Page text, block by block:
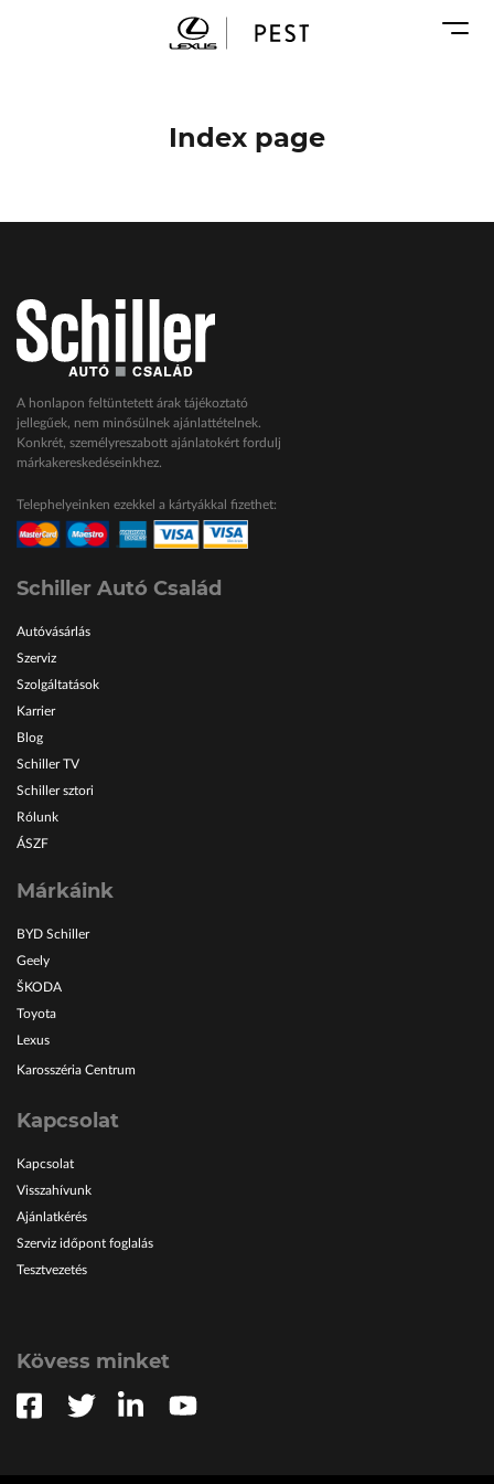
ŠKODA Schiller
Geely Schiller
Seat Schiller
Tesla Approved Body Shop
VW Haszonjárművek
VW Service Schiller
ŠKODA Schiller
Karosszéria Centrum
Index page
A honlapon feltüntetett árak tájékoztató
jellegűek, nem minősülnek ajánlattételnek.
Konkrét, személyreszabott ajánlatokért fordulj
márkakereskedéseinkhez.
Telephelyeinken ezekkel a kártyákkal fizethet:
Schiller Autó Család
Autóvásárlás
Szerviz
Szolgáltatások
Karrier
Blog
Schiller TV
Schiller sztori
Rólunk
ÁSZF
Márkáink
BYD Schiller
Geely
ŠKODA
Toyota
Lexus
Karosszéria Centrum
Kapcsolat
Kapcsolat
Visszahívunk
Ajánlatkérés
Szerviz időpont foglalás
Tesztvezetés
Kövess minket